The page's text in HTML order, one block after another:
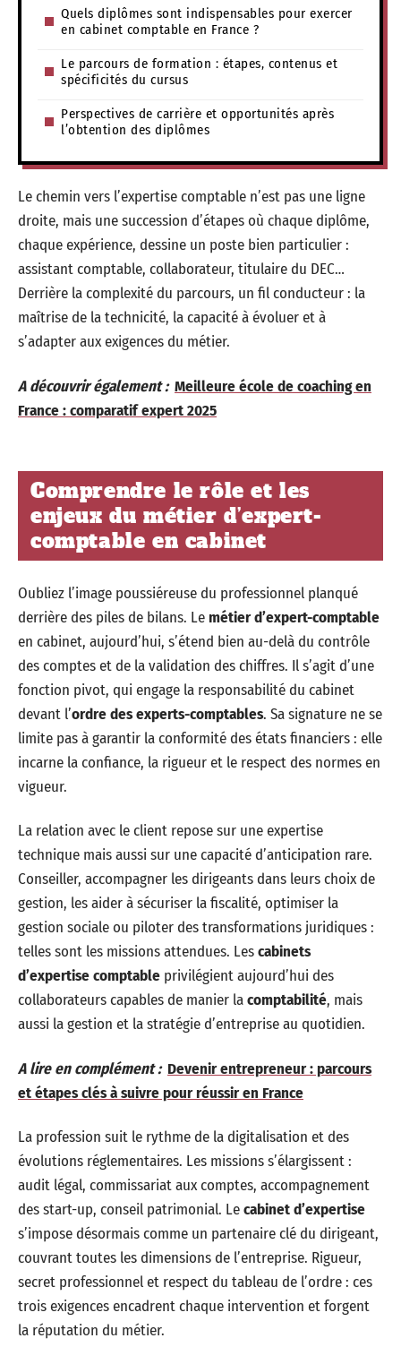
Quels diplômes sont indispensables pour exercer
en cabinet comptable en France ?
Le parcours de formation : étapes, contenus et
spécificités du cursus
Perspectives de carrière et opportunités après
l’obtention des diplômes
Le chemin vers l’expertise comptable n’est pas une ligne
droite, mais une succession d’étapes où chaque diplôme,
chaque expérience, dessine un poste bien particulier :
assistant comptable, collaborateur, titulaire du DEC…
Derrière la complexité du parcours, un fil conducteur : la
maîtrise de la technicité, la capacité à évoluer et à
s’adapter aux exigences du métier.
A découvrir également : Meilleure école de coaching en
France : comparatif expert 2025
Comprendre le rôle et les
enjeux du métier d’expert-
comptable en cabinet
Oubliez l’image poussiéreuse du professionnel planqué
derrière des piles de bilans. Lemétier d’expert-comptable
en cabinet, aujourd’hui, s’étend bien au-delà du contrôle
des comptes et de la validation des chiffres. Il s’agit d’une
fonction pivot, qui engage la responsabilité du cabinet
devant l’ordre des experts-comptables. Sa signature ne se
limite pas à garantir la conformité des états financiers : elle
incarne la confiance, la rigueur et le respect des normes en
vigueur.
La relation avec le client repose sur une expertise
technique mais aussi sur une capacité d’anticipation rare.
Conseiller, accompagner les dirigeants dans leurs choix de
gestion, les aider à sécuriser la fiscalité, optimiser la
gestion sociale ou piloter des transformations juridiques :
telles sont les missions attendues. Lescabinets
d’expertise comptable privilégient aujourd’hui des
collaborateurs capables de manier lacomptabilité, mais
aussi la gestion et la stratégie d’entreprise au quotidien.
A lire en complément : Devenir entrepreneur : parcours
et étapes clés à suivre pour réussir en France
La profession suit le rythme de la digitalisation et des
évolutions réglementaires. Les missions s’élargissent :
audit légal, commissariat aux comptes, accompagnement
des start-up, conseil patrimonial. Lecabinet d’expertise
s’impose désormais comme un partenaire clé du dirigeant,
couvrant toutes les dimensions de l’entreprise. Rigueur,
secret professionnel et respect du tableau de l’ordre : ces
trois exigences encadrent chaque intervention et forgent
la réputation du métier.